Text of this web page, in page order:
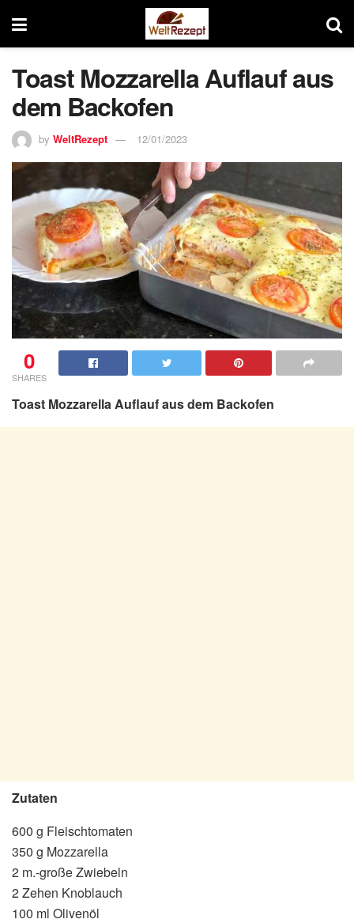
Toast Mozzarella Auflauf aus
dem Backofen
by WeltRezept 12/01/2023
0
SHARES
Toast Mozzarella Auflauf aus dem Backofen
Zutaten
600 g Fleischtomaten
350 g Mozzarella
2 m.-große Zwiebeln
2 Zehen Knoblauch
100 ml Olivenöl